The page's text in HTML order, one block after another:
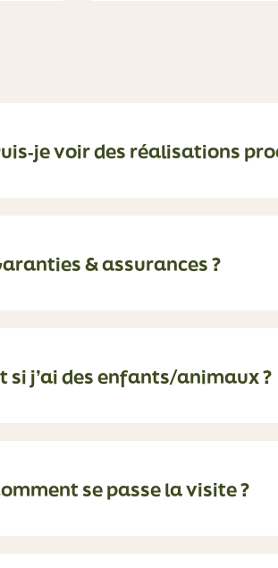
voir des réalisations
& assurances ?
si j’ai des enfants/animaux ?
se passe la visite ?